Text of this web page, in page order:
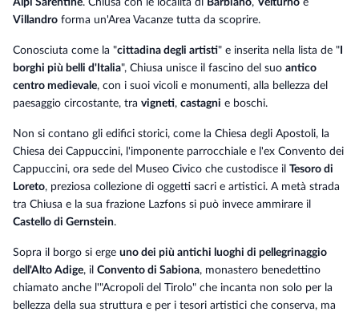
Alpi Sarentine. Chiusa con le località di Barbiano, Velturno e
Villandro forma un'Area Vacanze tutta da scoprire.
Conosciuta come la "cittadina degli artisti" e inserita nella lista de "
borghi più belli d'Italia", Chiusa unisce il fascino del suo antico
centro medievale, con i suoi vicoli e monumenti, alla bellezza del
paesaggio circostante, tra vigneti, castagni e boschi.
Non si contano gli edifici storici, come la Chiesa degli Apostoli, la
Chiesa dei Cappuccini, l'imponente parrocchiale e l'ex Convento dei
Cappuccini, ora sede del Museo Civico che custodisce il Tesoro di
Loreto, preziosa collezione di oggetti sacri e artistici. A metà strada
tra Chiusa e la sua frazione Lazfons si può invece ammirare il
Castello di Gernstein.
Sopra il borgo si erge uno dei più antichi luoghi di pellegrinaggio
dell'Alto Adige, il Convento di Sabiona, monastero benedettino
chiamato anche l'"Acropoli del Tirolo" che incanta non solo per la
bellezza della sua struttura e per i tesori artistici che conserva, ma